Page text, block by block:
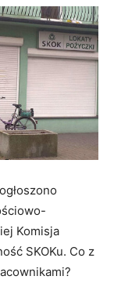
Komisja
SKOKu. Co z